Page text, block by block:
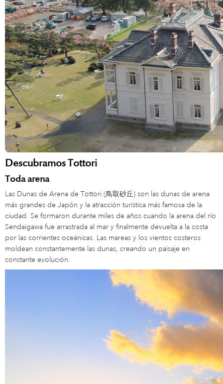
Descubramos Tottori
Toda arena
Las Dunas de Arena de Tottori (鳥取砂丘) son las dunas de arena
más grandes de Japón y la atracción turística más famosa de la
ciudad. Se formaron durante miles de años cuando la arena del río
Sendaigawa fue arrastrada al mar y finalmente devuelta a la costa
por las corrientes oceánicas. Las mareas y los vientos costeros
moldean constantemente las dunas, creando un paisaje en
constante evolución.